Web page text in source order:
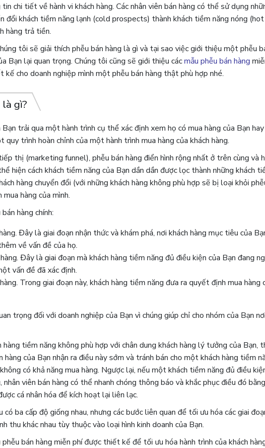
chi tiết về hành vi khách hàng. Các nhân viên bán hàng có thể sử dụng
đổi khách tiềm năng lạnh (cold prospects) thành khách tiềm năng nóng
hàng trả tiền.
tôi sẽ giải thích phễu bán hàng là gì và tại sao việc giới thiệu một phễu
Bạn lại quan trọng. Chúng tôi cũng sẽ giới thiệu cácmẫu phễu bán hàng
kế cho doanh nghiệp mình một phễu bán hàng thật phù hợp nhé.
gì?
Bạn trải qua một hành trình cụ thể xác định xem họ có mua hàng của Bạn
quy trình hoàn chỉnh của một hành trình mua hàng của khách hàng.
thị (marketing funnel), phễu bán hàng điển hình rộng nhất ở trên cùng và
hiện cách khách tiềm năng của Bạn dần dần được lọc thành những khách
hàng chuyển đổi (với những khách hàng không phù hợp sẽ bị loại khỏi
hàng của mình.
hàng chính:
Đây là giai đoạn nhận thức và khám phá, nơi khách hàng mục tiêu của
về vấn đề của họ.
Đây là giai đoạn mà khách hàng tiềm năng đủ điều kiện của Bạn đang
vấn đề đã xác định.
Trong giai đoạn này, khách hàng tiềm năng đưa ra quyết định mua hàng
trọng đối với doanh nghiệp của Bạn vì chúng giúp chỉ cho nhóm của Bạn
tiềm năng không phù hợp với chân dung khách hàng lý tưởng của Bạn,
hàng của Bạn nhận ra điều này sớm và tránh bán cho một khách hàng tiềm
có khả năng mua hàng. Ngược lại, nếu một khách tiềm năng đủ điều
nhân viên bán hàng có thể nhanh chóng thông báo và khắc phục điều đó
cá nhân hóa để kích hoạt lại liên lạc.
có ba cấp độ giống nhau, nhưng các bước liên quan để tối ưu hóa các giai
thu khác nhau tùy thuộc vào loại hình kinh doanh của Bạn.
bán hàng miễn phí được thiết kế để tối ưu hóa hành trình của khách